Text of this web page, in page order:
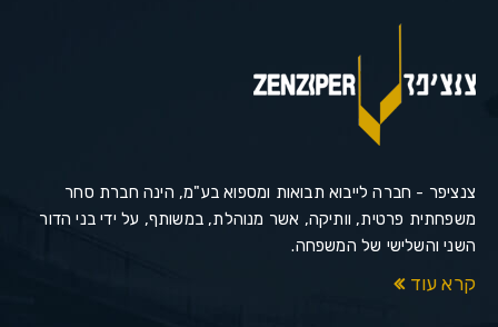
צנציפר - חברה לייבוא תבואות ומספוא בע"מ, הינה חברת סחר
משפחתית פרטית, וותיקה, אשר מנוהלת, במשותף, על ידי בני הדור
השני והשלישי של המשפחה.
קרא עוד